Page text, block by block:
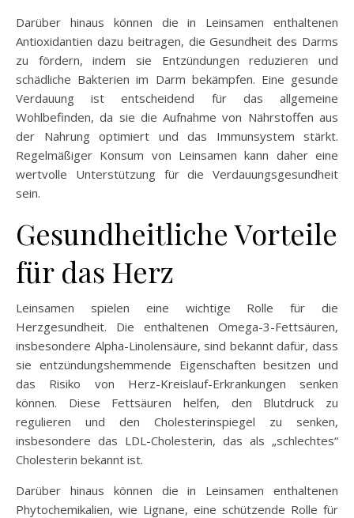
Darüber hinaus können die in Leinsamen enthaltenen
Antioxidantien dazu beitragen, die Gesundheit des Darms
zu fördern, indem sie Entzündungen reduzieren und
schädliche Bakterien im Darm bekämpfen. Eine gesunde
Verdauung ist entscheidend für das allgemeine
Wohlbefinden, da sie die Aufnahme von Nährstoffen aus
der Nahrung optimiert und das Immunsystem stärkt.
Regelmäßiger Konsum von Leinsamen kann daher eine
wertvolle Unterstützung für die Verdauungsgesundheit
sein.
Gesundheitliche Vorteile
für das Herz
Leinsamen spielen eine wichtige Rolle für die
Herzgesundheit. Die enthaltenen Omega-3-Fettsäuren,
insbesondere Alpha-Linolensäure, sind bekannt dafür, dass
sie entzündungshemmende Eigenschaften besitzen und
das Risiko von Herz-Kreislauf-Erkrankungen senken
können. Diese Fettsäuren helfen, den Blutdruck zu
regulieren und den Cholesterinspiegel zu senken,
insbesondere das LDL-Cholesterin, das als „schlechtes“
Cholesterin bekannt ist.
Darüber hinaus können die in Leinsamen enthaltenen
Phytochemikalien, wie Lignane, eine schützende Rolle für